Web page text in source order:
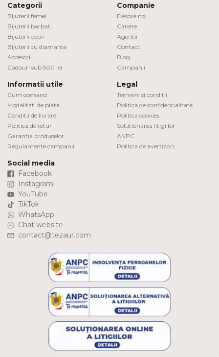
Categorii
Bijuterii femei
Bijuterii barbati
Bijuterii copii
Bijuterii cu diamante
Accesorii
Cadouri sub 500 lei
Companie
Despre noi
Cariere
Agentii
Contact
Blog
Campanii
Informatii utile
Cum comand
Modalitati de plata
Conditii de livrare
Politica de retur
Garantia produselor
Regulamente campanii
Legal
Termeni si conditii
Politica de confidentialitate
Politica cookies
Solutionarea litigiilor
ANPC
Politica de avertizori
Social media
Facebook
Instagram
YouTube
TikTok
WhatsApp
Chat website
contact@tezaur.com